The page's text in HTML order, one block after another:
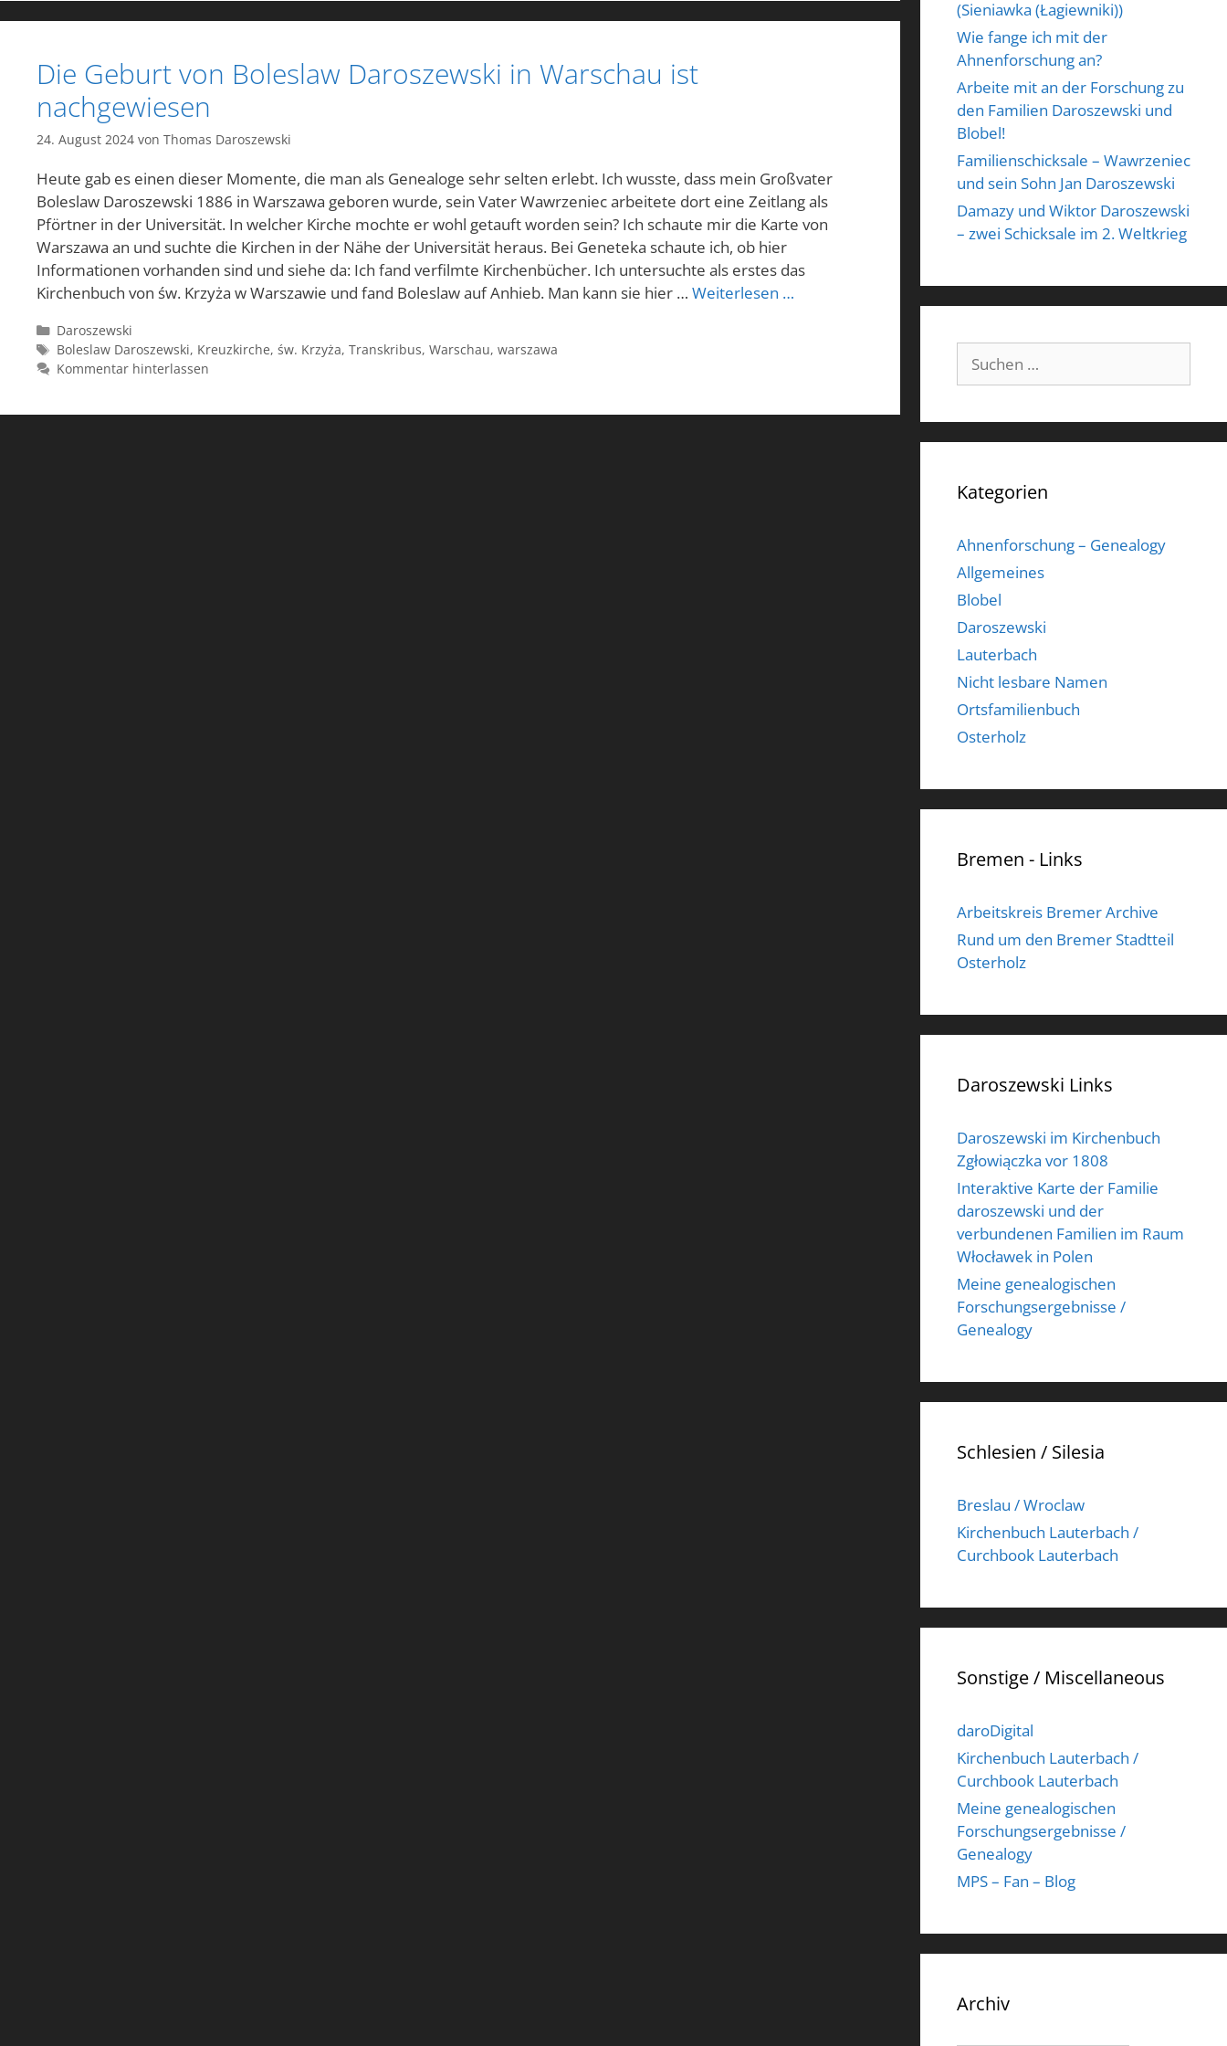
Die Geburt von Boleslaw Daroszewski in Warschau ist
nachgewiesen
24. August 2024 von Thomas Daroszewski
Heute gab es einen dieser Momente, die man als Genealoge sehr selten erlebt. Ich wusste, dass mein Großvater
Boleslaw Daroszewski 1886 in Warszawa geboren wurde, sein Vater Wawrzeniec arbeitete dort eine Zeitlang als
Pförtner in der Universität. In welcher Kirche mochte er wohl getauft worden sein? Ich schaute mir die Karte von
Warszawa an und suchte die Kirchen in der Nähe der Universität heraus. Bei Geneteka schaute ich, ob hier
Informationen vorhanden sind und siehe da: Ich fand verfilmte Kirchenbücher. Ich untersuchte als erstes das
Kirchenbuch von św. Krzyża w Warszawie und fand Boleslaw auf Anhieb. Man kann sie hier … Weiterlesen …
Kategorien
Daroszewski
Schlagwörter
Boleslaw Daroszewski, Kreuzkirche, św. Krzyża, Transkribus, Warschau, warszawa
Kommentar hinterlassen
(Sieniawka (Łagiewniki))
Wie fange ich mit der
Ahnenforschung an?
Arbeite mit an der Forschung zu
den Familien Daroszewski und
Blobel!
Familienschicksale – Wawrzeniec
und sein Sohn Jan Daroszewski
Damazy und Wiktor Daroszewski
– zwei Schicksale im 2. Weltkrieg
nach:
Kategorien
Ahnenforschung – Genealogy
Allgemeines
Blobel
Daroszewski
Lauterbach
Nicht lesbare Namen
Ortsfamilienbuch
Osterholz
Bremen - Links
Arbeitskreis Bremer Archive
Rund um den Bremer Stadtteil
Osterholz
Daroszewski Links
Daroszewski im Kirchenbuch
Zgłowiączka vor 1808
Interaktive Karte der Familie
daroszewski und der
verbundenen Familien im Raum
Włocławek in Polen
Meine genealogischen
Forschungsergebnisse /
Genealogy
Schlesien / Silesia
Breslau / Wroclaw
Kirchenbuch Lauterbach /
Curchbook Lauterbach
Sonstige / Miscellaneous
daroDigital
Kirchenbuch Lauterbach /
Curchbook Lauterbach
Meine genealogischen
Forschungsergebnisse /
Genealogy
MPS – Fan – Blog
Archiv